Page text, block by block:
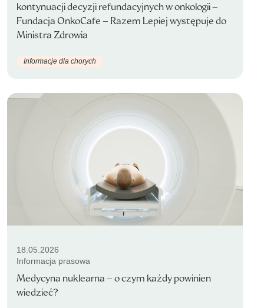
kontynuacji decyzji refundacyjnych w onkologii –
Fundacja OnkoCafe – Razem Lepiej występuje do
Ministra Zdrowia
Informacje dla chorych
18.05.2026
Informacja prasowa
Medycyna nuklearna – o czym każdy powinien
wiedzieć?